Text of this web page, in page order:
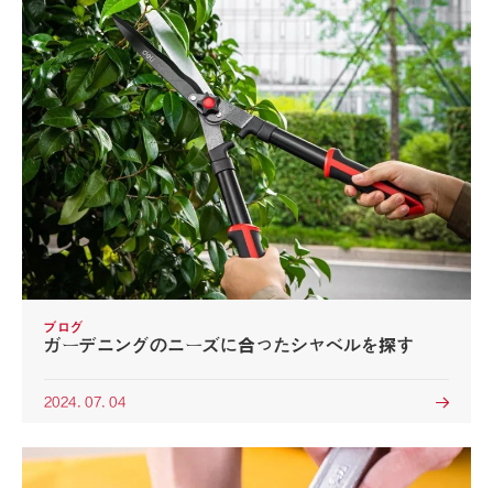
ブログ
ガーデニングのニーズに合ったシャベルを探す
2024. 07. 04 